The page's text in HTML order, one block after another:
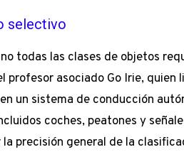
selectivo
todas las clases de objetos
profesor asociado Go Irie,
un sistema de conducción
coches, peatones y
precisión general de la